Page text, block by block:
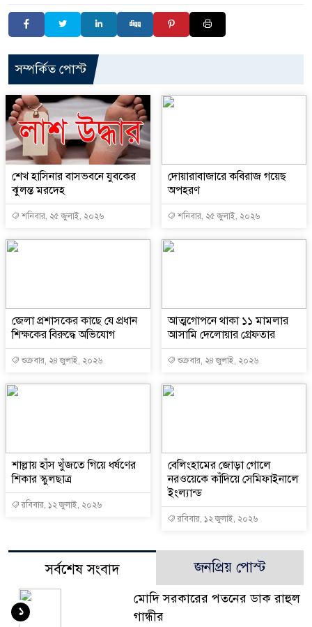
সম্পর্কিত পোস্ট
শেখ হাসিনার বাসভবনে যুবকের
ঝুলন্ত মরদেহ
শনিবার, ২৫ জুলাই, ২০২৬
দোয়ারাবাজারে কবিরাজ গয়েছ
অপহরণ
শনিবার, ২৫ জুলাই, ২০২৬
জেলা প্রশাসকের কাছে যে প্রধান
শিক্ষকের বিরুদ্ধে অভিযোগ
শুক্রবার, ২৪ জুলাই, ২০২৬
আত্মগোপনে থাকা ১১ মামলার
আসামি দেলোয়ার গ্রেফতার
শুক্রবার, ২৪ জুলাই, ২০২৬
শাল্লায় হাঁস খুঁজতে গিয়ে ধর্ষণের
শিকার স্কুলছাত্র
রবিবার, ১২ জুলাই, ২০২৬
বেলিংহামের জোড়া গোলে
নরওয়েকে কাঁদিয়ে সেমিফাইনালে
ইংল্যান্ড
রবিবার, ১২ জুলাই, ২০২৬
সর্বশেষ সংবাদ জনপ্রিয় পোস্ট
মোদি সরকারের পতনের ডাক রাহুল
গান্ধীর
১